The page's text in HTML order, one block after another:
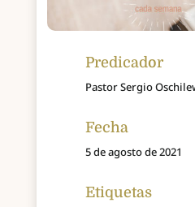
Predicador
Pastor Sergio
Fecha
5 de agosto de 2021
Etiquetas